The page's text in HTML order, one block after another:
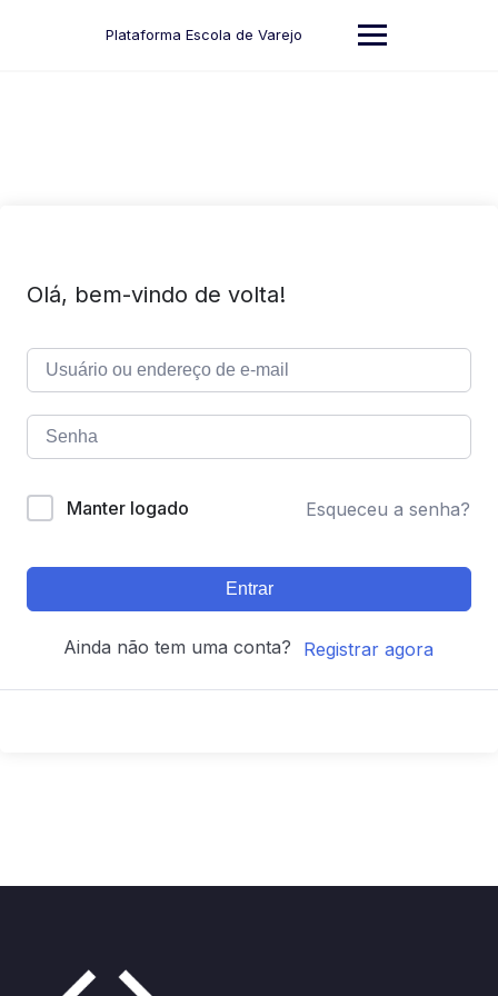
Plataforma Escola de Varejo
Olá, bem-vindo de volta!
Manter logado Esqueceu a senha?
Entrar
Ainda não tem uma conta? Registrar agora